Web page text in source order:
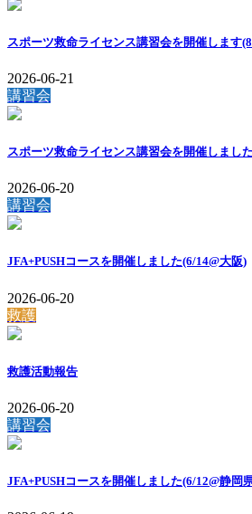
スポーツ救命ライセンス講習会を開催します
2026-06-21
講習会
スポーツ救命ライセンス講習会を開催しまし
2026-06-20
講習会
JFA+PUSHコースを開催しました(6/14@大阪)
2026-06-20
救護
救護活動報告
2026-06-20
講習会
JFA+PUSHコースを開催しました(6/12@静岡